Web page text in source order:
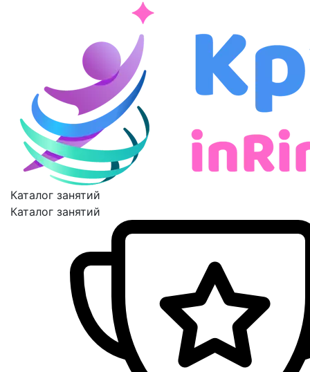
Каталог занятий
Каталог занятий